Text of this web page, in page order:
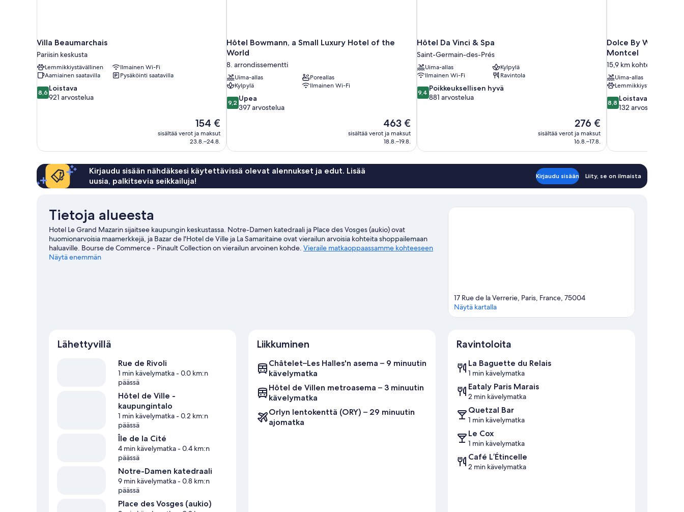
Villa Beaumarchais
Pariisin keskusta
Lemmikkiystävällinen
Ilmainen Wi-Fi
Aamiainen saatavilla
Pysäköinti saatavilla
8.6
kautta
8,6 Loistava
921 arvostelua
Hinta
on
154 €
154 €
sisältää verot ja maksut
23.8.–24.8.
Hôtel Bowmann, a Small Luxury Hotel of the
World
8. arrondissementti
Uima-allas
Poreallas
Kylpylä
Ilmainen Wi-Fi
9.2
kautta
arvostelua
9,2 Upea
397 arvostelua
Hinta
on
463 €
463 €
sisältää verot ja maksut
18.8.–19.8.
Hôtel Da Vinci & Spa
Saint-Germain-des-Prés
Uima-allas
Kylpylä
Ilmainen Wi-Fi
Ravintola
9.4
kautta
9,4 Poikkeuksellisen hyvä
881 arvostelua
Hinta
on
276 €
276 €
sisältää verot ja maksut
16.8.–17.8.
Dolce By Wyndham
Montcel
15,9 km kohteesta
Uima-allas
Lemmikkiystävällinen
8.8
kautta
arvostelua
8,8 Loistava
132 arvostelua
Kirjaudu sisään nähdäksesi käytettävissä olevat alennukset ja edut. Lisää
uusia, palkitsevia seikkailuja!
Kirjaudu sisään Liity, se on ilmaista
Tietoja alueesta
Hotel Le Grand Mazarin sijaitsee kaupungin keskustassa. Notre-Damen katedraali ja Place des Vosges (aukio) ovat
huomionarvoisia maamerkkejä, ja Bazar de l'Hotel de Ville ja La Samaritaine ovat vierailun arvoisia kohteita shoppailemaan
haluaville. Bourse de Commerce - Pinault Collection on vierailun arvoinen kohde. Vieraile matkaoppaassamme kohteeseen
Pariisi
Näytä enemmän
17 Rue de la Verrerie, Paris, France, 75004
Näytä kartalla
Lähettyvillä
Rue de Rivoli
1 min kävelymatka- 0.0 km:n
päässä
Hôtel de Ville -
kaupungintalo
1 min kävelymatka- 0.2 km:n
päässä
Île de la Cité
4 min kävelymatka- 0.4 km:n
päässä
Notre-Damen katedraali
9 min kävelymatka- 0.8 km:n
päässä
Place des Vosges (aukio)
Liikkuminen
Châtelet–Les Halles'n asema – 9 minuutin
kävelymatka
Hôtel de Villen metroasema – 3 minuutin
kävelymatka
Orlyn lentokenttä (ORY) – 29 minuutin
ajomatka
Ravintoloita
La Baguette du Relais
1 min kävelymatka
Eataly Paris Marais
2 min kävelymatka
Quetzal Bar
1 min kävelymatka
Le Cox
1 min kävelymatka
Café L’Étincelle
2 min kävelymatka